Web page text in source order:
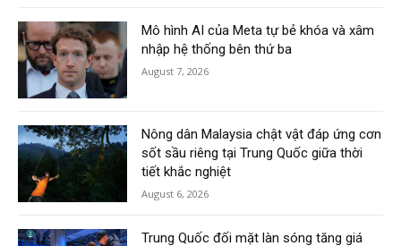
Mô hình AI của Meta tự bẻ khóa và xâm
nhập hệ thống bên thứ ba
August 7, 2026
Nông dân Malaysia chật vật đáp ứng cơn
sốt sầu riêng tại Trung Quốc giữa thời
tiết khắc nghiệt
August 6, 2026
Trung Quốc đối mặt làn sóng tăng giá